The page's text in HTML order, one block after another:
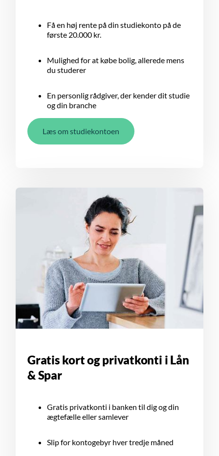
Få en høj rente på din studiekonto på de
første 20.000 kr.
Mulighed for at købe bolig, allerede mens
du studerer
En personlig rådgiver, der kender dit studie
og din branche
Læs om studiekontoen
Gratis kort og privatkonti i Lån
& Spar
Gratis privatkonti i banken til dig og din
ægtefælle eller samlever
Slip for kontogebyr hver tredje måned